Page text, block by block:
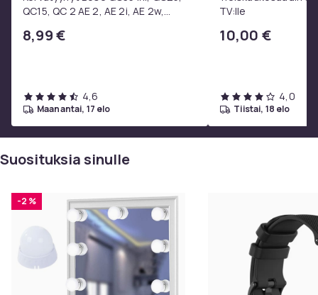
Käyttö: Vain sisätiloissa
Sisältää: 10 lamppua kaapelilla, ohjauspaneeli,
kaksipuolinen teippi kiinnitykseen
White
Koko
Paino, gramma
250
d5eee5de-049b-4a0d-8c26-87c19247d3b6
Tuoteturvallisuustiedot
QC15, QC 2 AE 2, AE 2i, AE 2w,
8,99 €
4,6
maanantai, 17 elo
TV:lle
10,00 €
4,0
tiistai, 18 elo
Suosituksia sinulle
-2 %